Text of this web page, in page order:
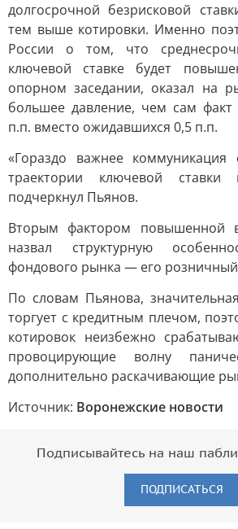
долгосрочной безрисковой
тем выше котировки. Именно
России о том, что
ключевой ставке будет
опорном заседании, оказал на
большее давление, чем сам
п.п. вместо ожидавшихся 0,5 п.п.
«Гораздо важнее
траектории ключевой
подчеркнул Пьянов.
Вторым фактором повышенной
назвал структурную
фондового рынка — его розничный
По словам Пьянова,
торгует с кредитным плечом,
котировок неизбежно
провоцирующие волну
дополнительно раскачивающие
Источник: Воронежские новости
Подписывайтесь на наш
ПОДПИСАТЬСЯ